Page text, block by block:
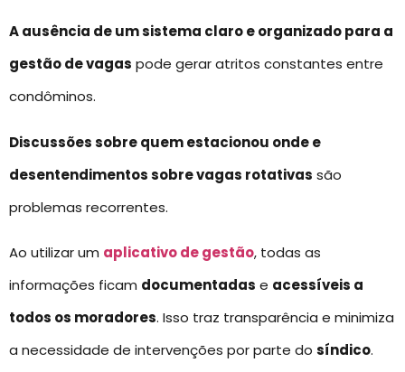
A ausência de um sistema claro e organizado para a
gestão de vagas pode gerar atritos constantes entre
condôminos.
Discussões sobre quem estacionou onde e
desentendimentos sobre vagas rotativas são
problemas recorrentes.
Ao utilizar um aplicativo de gestão, todas as
informações ficam documentadas e acessíveis a
todos os moradores. Isso traz transparência e minimiza
a necessidade de intervenções por parte do síndico.